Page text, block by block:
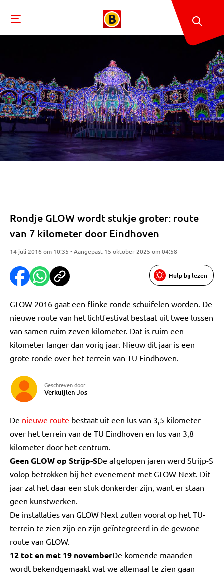
Rondje GLOW wordt stukje groter: route
van 7 kilometer door Eindhoven
14 juli 2016 om 10:35 • Aangepast 15 oktober 2025 om 04:58
Hulp bij lezen
GLOW 2016 gaat een flinke ronde schuifelen worden. De
nieuwe route van het lichtfestival bestaat uit twee lussen
van samen ruim zeven kilometer. Dat is ruim een
kilometer langer dan vorig jaar. Nieuw dit jaar is een
grote ronde over het terrein van TU Eindhoven.
Geschreven door
Verkuijlen Jos
De nieuwe route bestaat uit een lus van 3,5 kilometer
over het terrein van de TU Eindhoven en lus van 3,8
kilometer door het centrum.
Geen GLOW op Strijp-SDe afgelopen jaren werd Strijp-S
volop betrokken bij het evenement met GLOW Next. Dit
jaar zal het daar een stuk donkerder zijn, want er staan
geen kunstwerken.
De installaties van GLOW Next zullen vooral op het TU-
terrein te zien zijn en zijn geïntegreerd in de gewone
route van GLOW.
12 tot en met 19 novemberDe komende maanden
wordt bekendgemaakt wat we allemaal te zien gaan